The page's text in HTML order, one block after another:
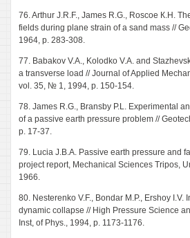
76. Arthur J.R.F., James R.G., Roscoe К.Н.
fields during plane strain of a sand mass //
1964, p. 283-308.
77. Babakov V.A., Kolodko V.A. and
a transverse load // Journal of Applied
vol. 35, № 1, 1994, p. 150-154.
78. James R.G., Bransby P.L. Experimental
of a passive earth pressure problem //
p. 17-37.
79. Lucia J.B.A. Passive earth pressure and
project report, Mechanical Sciences Tripos,
1966.
80. Nesterenko V.F., Bondar M.P., Ershoy I.V.
dynamic collapse // High Pressure Science
Inst, of Phys., 1994, p. 1173-1176.